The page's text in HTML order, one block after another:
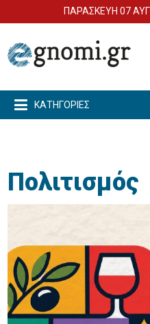
ΠΑΡΑΣΚΕΥΗ 07
ΚΑΤΗΓΟΡΙΕΣ
Πολιτισμός